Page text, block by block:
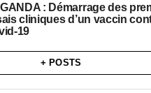
: Démarrage des
cliniques d’un vaccin
19
+ POSTS